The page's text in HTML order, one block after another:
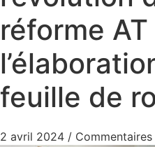
réforme AT
feuille de
2 avril 2024 /